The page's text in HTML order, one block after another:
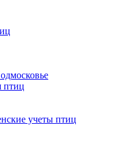
птиц
учеты птиц